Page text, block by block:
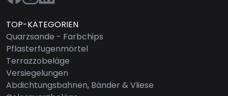
TOP-KATEGORIEN
Quarzsande - Farbchips
Pflasterfugenmörtel
Terrazzobeläge
Versiegelungen
Abdichtungsbahnen, Bänder & Vliese